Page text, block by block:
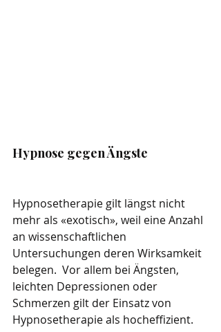
Hypnose gegen Ängste
Hypnosetherapie gilt längst nicht
mehr als «exotisch», weil eine Anzahl
an wissenschaftlichen
Untersuchungen deren Wirksamkeit
belegen.  Vor allem bei Ängsten,
leichten Depressionen oder
Schmerzen gilt der Einsatz von
Hypnosetherapie als hocheffizient.